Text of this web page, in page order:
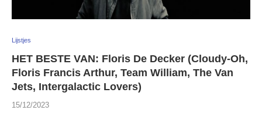
Lijstjes
HET BESTE VAN: Floris De Decker (Cloudy-Oh,
Floris Francis Arthur, Team William, The Van
Jets, Intergalactic Lovers)
15/12/2023